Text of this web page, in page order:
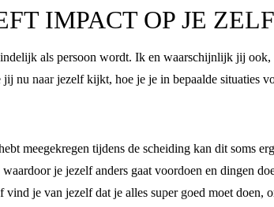
IMPACT OP JE
als persoon wordt. Ik en waarschijnlijk jij ook,
nu naar jezelf kijkt, hoe je je in bepaalde situaties
meegekregen tijdens de scheiding kan dit soms
je jezelf anders gaat voordoen en dingen
je van jezelf dat je alles super goed moet doen,